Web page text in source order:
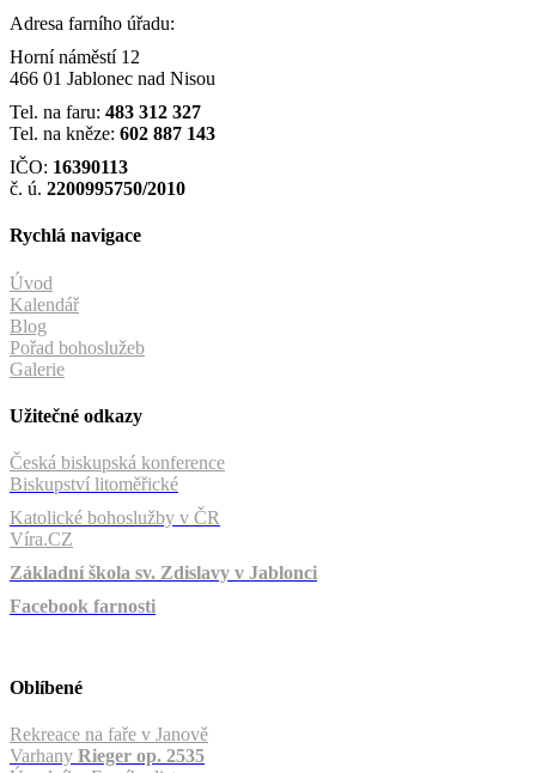
Adresa farního úřadu:
Horní náměstí 12
466 01 Jablonec nad Nisou
Tel. na faru: 483 312 327
Tel. na kněze: 602 887 143
IČO: 16390113
č. ú. 2200995750/2010
Rychlá navigace
Úvod
Kalendář
Blog
Pořad bohoslužeb
Galerie
Užitečné odkazy
Česká biskupská konference
Biskupství litoměřické
Katolické bohoslužby v ČR
Víra.CZ
Základní škola sv. Zdislavy v Jablonci
Facebook farnosti
Oblíbené
Rekreace na faře v Janově
Varhany Rieger op. 2535